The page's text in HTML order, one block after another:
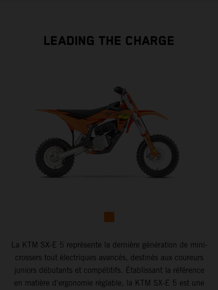
LEADING THE CHARGE
La KTM SX-E 5 représente la dernière génération de mini-
crossers tout électriques avancés, destinés aux coureurs
juniors débutants et compétitifs. Établissant la référence
en matière d'ergonomie réglable, la KTM SX-E 5 est une